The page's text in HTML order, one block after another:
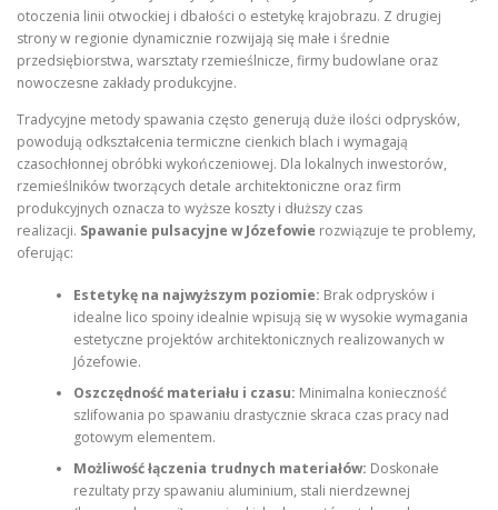
otoczenia linii otwockiej i dbałości o estetykę krajobrazu. Z drugiej
strony w regionie dynamicznie rozwijają się małe i średnie
przedsiębiorstwa, warsztaty rzemieślnicze, firmy budowlane oraz
nowoczesne zakłady produkcyjne.
Tradycyjne metody spawania często generują duże ilości odprysków,
powodują odkształcenia termiczne cienkich blach i wymagają
czasochłonnej obróbki wykończeniowej. Dla lokalnych inwestorów,
rzemieślników tworzących detale architektoniczne oraz firm
produkcyjnych oznacza to wyższe koszty i dłuższy czas
realizacji. Spawanie pulsacyjne w Józefowie rozwiązuje te problemy,
oferując:
Estetykę na najwyższym poziomie: Brak odprysków i
idealne lico spoiny idealnie wpisują się w wysokie wymagania
estetyczne projektów architektonicznych realizowanych w
Józefowie.
Oszczędność materiału i czasu: Minimalna konieczność
szlifowania po spawaniu drastycznie skraca czas pracy nad
gotowym elementem.
Możliwość łączenia trudnych materiałów: Doskonałe
rezultaty przy spawaniu aluminium, stali nierdzewnej